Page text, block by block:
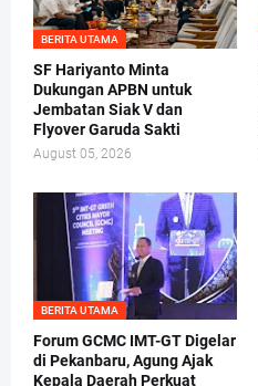
BERITA UTAMA
SF Hariyanto Minta
Dukungan APBN untuk
Jembatan Siak V dan
Flyover Garuda Sakti
August 05, 2026
BERITA UTAMA
Forum GCMC IMT-GT Digelar
di Pekanbaru, Agung Ajak
Kepala Daerah Perkuat